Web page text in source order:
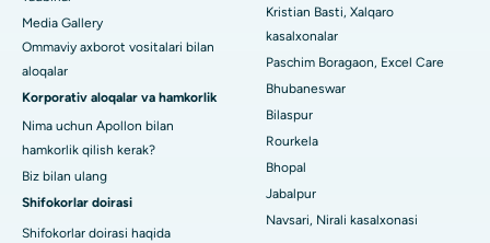
Ramji Nagardagi eng yaxshi kasalxona, Nellore
19-sektordagi eng yaxshi shifoxona, Rourkela
Swargate, Pune shahridagi eng yaxshi shifoxona
Janubiy Dehlidagi eng yaxshi ayollar saraton kasalxonasi
Media Gallery
Ommaviy axborot vositalari bilan
aloqalar
Korporativ aloqalar va hamkorlik
Nima uchun Apollon bilan
hamkorlik qilish kerak?
Biz bilan ulang
Shifokorlar doirasi
Shifokorlar doirasi haqida
Kristian Basti, Xalqaro
kasalxonalar
Paschim Boragaon, Excel Care
Bhubaneswar
Bilaspur
Rourkela
Bhopal
Jabalpur
Navsari, Nirali kasalxonasi